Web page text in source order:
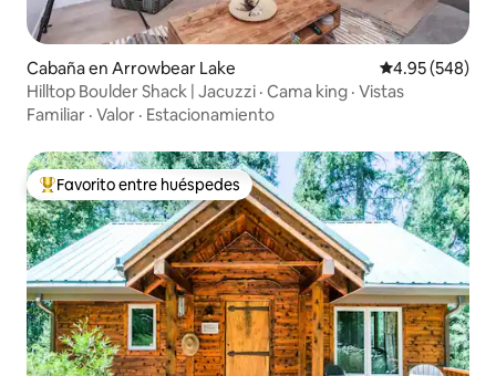
Cabaña en Arrowbear Lake Calificación
4.95 (548)
Hilltop Boulder Shack | Jacuzzi · Cama king · Vistas
Familiar · Valor · Estacionamiento
De los mejores en Favorito entre huéspedes
Favorito entre huéspedes